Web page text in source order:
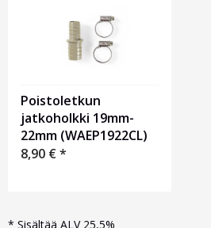
Poistoletkun
jatkoholkki 19mm-
22mm (WAEP1922CL)
8,90 €*
* Sisältää ALV 25,5%